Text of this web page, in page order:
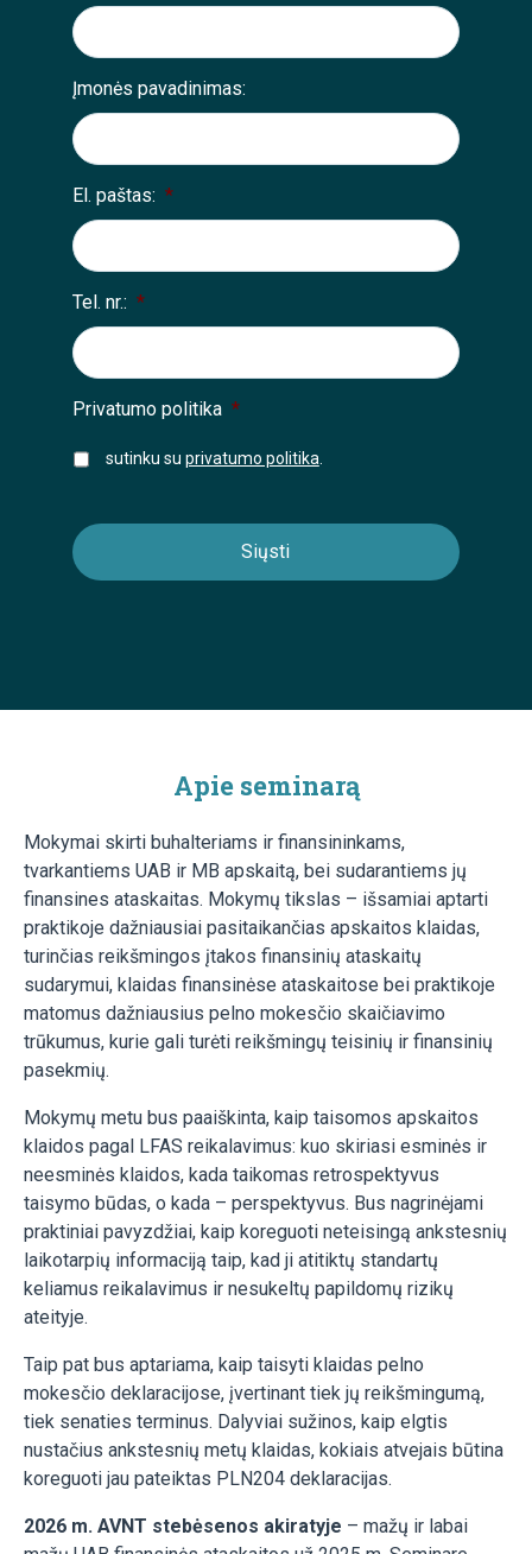
Įmonės pavadinimas:
El. paštas: *
Tel. nr.: *
Privatumo politika *
sutinku su privatumo politika
Apie seminarą
Mokymai skirti buhalteriams ir finansininkams,
tvarkantiems UAB ir MB apskaitą, bei sudarantiems jų
finansines ataskaitas. Mokymų tikslas – išsamiai aptarti
praktikoje dažniausiai pasitaikančias apskaitos klaidas,
turinčias reikšmingos įtakos finansinių ataskaitų
sudarymui, klaidas finansinėse ataskaitose bei praktikoje
matomus dažniausius pelno mokesčio skaičiavimo
trūkumus, kurie gali turėti reikšmingų teisinių ir finansinių
pasekmių.
Mokymų metu bus paaiškinta, kaip taisomos apskaitos
klaidos pagal LFAS reikalavimus: kuo skiriasi esminės ir
neesminės klaidos, kada taikomas retrospektyvus
taisymo būdas, o kada – perspektyvus. Bus nagrinėjami
praktiniai pavyzdžiai, kaip koreguoti neteisingą ankstesnių
laikotarpių informaciją taip, kad ji atitiktų standartų
keliamus reikalavimus ir nesukeltų papildomų rizikų
ateityje.
Taip pat bus aptariama, kaip taisyti klaidas pelno
mokesčio deklaracijose, įvertinant tiek jų reikšmingumą,
tiek senaties terminus. Dalyviai sužinos, kaip elgtis
nustačius ankstesnių metų klaidas, kokiais atvejais būtina
koreguoti jau pateiktas PLN204 deklaracijas.
2026 m. AVNT stebėsenos akiratyje – mažų ir labai